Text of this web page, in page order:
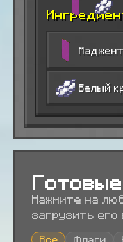
Белый
Нажмите на
загрузить его
Все Флаги